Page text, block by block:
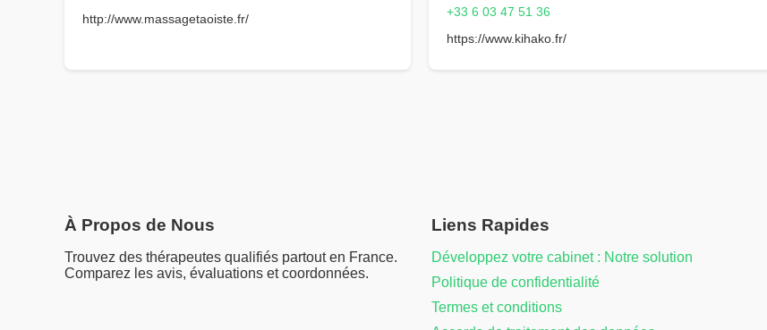
http://www.massagetaoiste.fr/
+33 6 03 47 51 36
https://www.kihako.fr/
À Propos de Nous
Trouvez des thérapeutes qualifiés partout en France.
Comparez les avis, évaluations et coordonnées.
Liens Rapides
Développez votre cabinet : Notre solution
Politique de confidentialité
Termes et conditions